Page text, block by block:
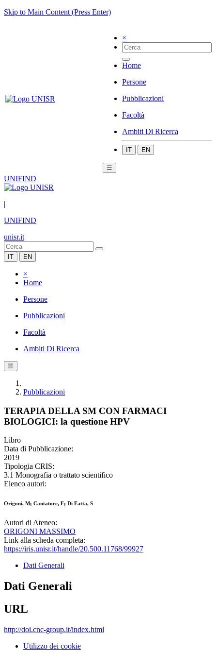
Skip to Main Content (Press Enter)
×
Home
Persone
Pubblicazioni
Facoltà
Ambiti Di Ricerca
IT EN
☰
UNIFIND
|
UNIFIND
unisr.it
IT EN
×
Home
Persone
Pubblicazioni
Facoltà
Ambiti Di Ricerca
☰
Pubblicazioni
TERAPIA DELLA SM CON FARMACI
BIOLOGICI: la questione HPV
Libro
Data di Pubblicazione:
2019
Tipologia CRIS:
3.1 Monografia o trattato scientifico
Elenco autori:
Origoni, M; Cantatore, F; Di Fatta, S
Autori di Ateneo:
ORIGONI MASSIMO
Link alla scheda completa:
https://iris.unisr.it/handle/20.500.11768/99927
Dati Generali
Dati Generali
URL
http://doi.cnc-group.it/index.html
Utilizzo dei cookie